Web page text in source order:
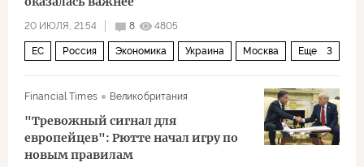
20 ИЮЛЯ, 21:54 8 4805
Еще 3
ЕС Россия Экономика Украина Москва
Financial Times
Великобритания
"Тревожный сигнал для
европейцев": Рютте начал игру по
новым правилам